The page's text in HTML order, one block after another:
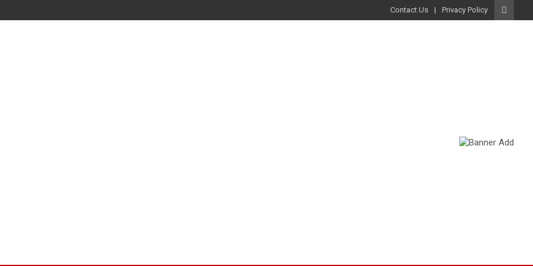
Contact Us Privacy Policy